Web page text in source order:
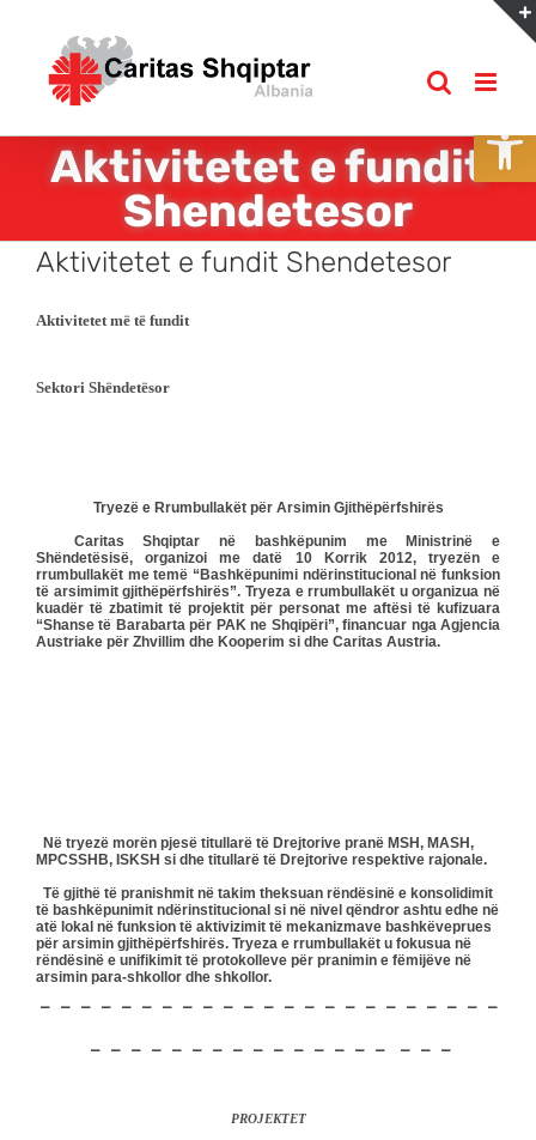
content
Aktivitetet e fundit
Shendetesor
Aktivitetet e fundit Shendetesor
Aktivitetet më të fundit
Sektori Shëndetësor
Tryezë e Rrumbullakët për Arsimin Gjithëpërfshirës
Caritas Shqiptar në bashkëpunim me Ministrinë e
Shëndetësisë, organizoi me datë 10 Korrik 2012, tryezën e
rrumbullakët me temë “Bashkëpunimi ndërinstitucional në funksion
të arsimimit gjithëpërfshirës”. Tryeza e rrumbullakët u organizua në
kuadër të zbatimit të projektit për personat me aftësi të kufizuara
“Shanse të Barabarta për PAK ne Shqipëri”, financuar nga Agjencia
Austriake për Zhvillim dhe Kooperim si dhe Caritas Austria.
Në tryezë morën pjesë titullarë të Drejtorive pranë MSH, MASH,
MPCSSHB, ISKSH si dhe titullarë të Drejtorive respektive rajonale.
Të gjithë të pranishmit në takim theksuan rëndësinë e konsolidimit
të bashkëpunimit ndërinstitucional si në nivel qëndror ashtu edhe në
atë lokal në funksion të aktivizimit të mekanizmave bashkëveprues
për arsimin gjithëpërfshirës. Tryeza e rrumbullakët u fokusua në
rëndësinë e unifikimit të protokolleve për pranimin e fëmijëve në
arsimin para-shkollor dhe shkollor.
– – – – – – – – – – – – – – – – – – – – – – –
– – – – – – – – – – – – – – – – – –
PROJEKTET